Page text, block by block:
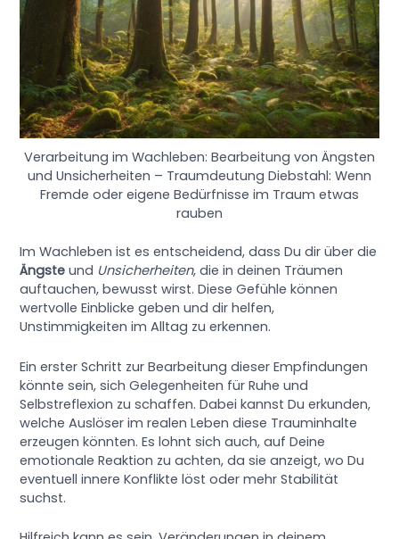
Verarbeitung im Wachleben: Bearbeitung von Ängsten
und Unsicherheiten – Traumdeutung Diebstahl: Wenn
Fremde oder eigene Bedürfnisse im Traum etwas
rauben
Im Wachleben ist es entscheidend, dass Du dir über die
Ängste und Unsicherheiten, die in deinen Träumen
auftauchen, bewusst wirst. Diese Gefühle können
wertvolle Einblicke geben und dir helfen,
Unstimmigkeiten im Alltag zu erkennen.
Ein erster Schritt zur Bearbeitung dieser Empfindungen
könnte sein, sich Gelegenheiten für Ruhe und
Selbstreflexion zu schaffen. Dabei kannst Du erkunden,
welche Auslöser im realen Leben diese Trauminhalte
erzeugen könnten. Es lohnt sich auch, auf Deine
emotionale Reaktion zu achten, da sie anzeigt, wo Du
eventuell innere Konflikte löst oder mehr Stabilität
suchst.